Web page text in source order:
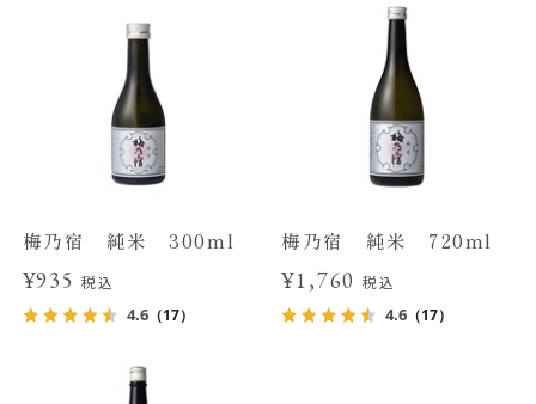
梅乃宿 純米 300ml
¥935税込
4.6（17）
梅乃宿 純米 720ml
¥1,760 税込
4.6 （17）